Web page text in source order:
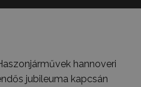
hannoveri
jubileuma kapcsán